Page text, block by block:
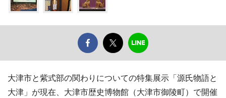
大津市と紫式部の関わりについての特集展示「源氏物語と
大津」が現在、大津市歴史博物館（大津市御陵町）で開催